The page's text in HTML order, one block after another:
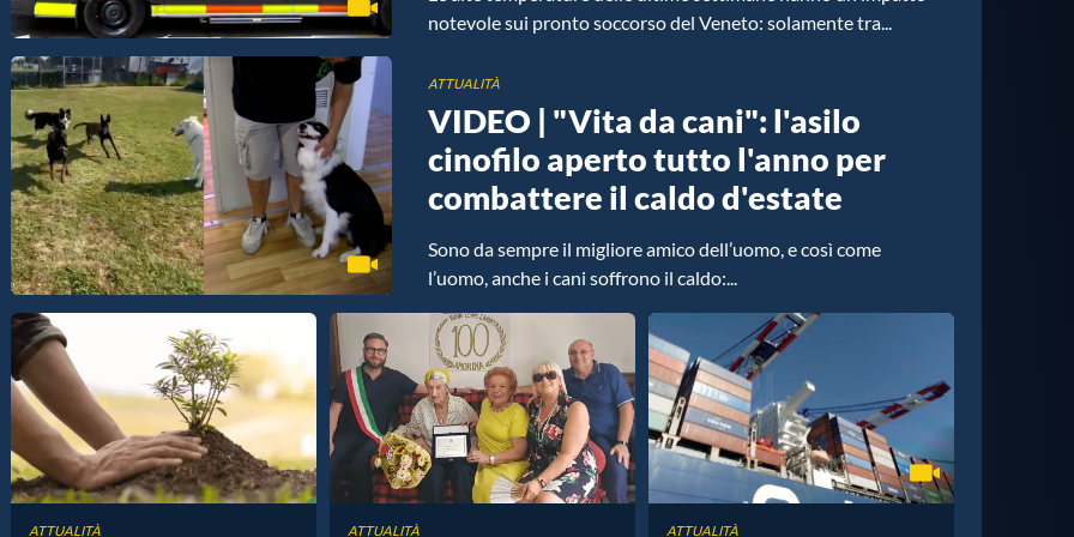
notevole sui pronto soccorso del Veneto: solamente tra...
ATTUALITÀ
VIDEO | "Vita da cani": l'asilo
cinofilo aperto tutto l'anno per
combattere il caldo d'estate
Sono da sempre il migliore amico dell’uomo, e così come
l’uomo, anche i cani soffrono il caldo:...
ATTUALITÀ ATTUALITÀ ATTUALITÀ